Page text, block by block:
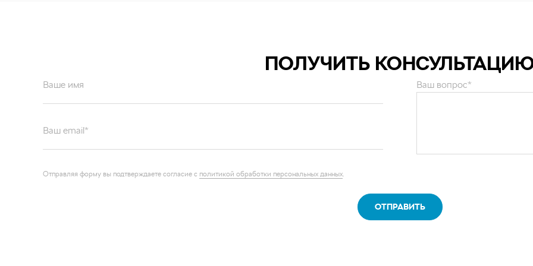
ПОЛУЧИТЬ
Ваше имя Ваш вопрос*
Отправляя форму вы подтверждаете согласие с